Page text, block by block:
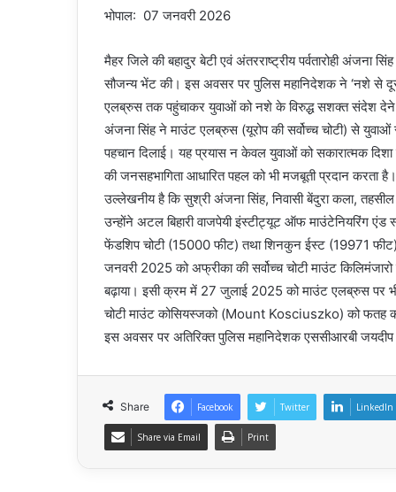
भोपाल: 07 जनवरी 2026
मैहर जिले की बहादुर बेटी एवं अंतरराष्ट्रीय पर्वतारोही
सौजन्य भेंट की। इस अवसर पर पुलिस महानिदेशक ने ‘नशे से
एलब्रुस तक पहुंचाकर युवाओं को नशे के विरुद्ध सशक्त संदेश देने
अंजना सिंह ने माउंट एलब्रुस (यूरोप की सर्वोच्च चोटी) से
पहचान दिलाई। यह प्रयास न केवल युवाओं को सकारात्मक
की जनसहभागिता आधारित पहल को भी मजबूती प्रदान करता है।
उल्लेखनीय है कि सुश्री अंजना सिंह, निवासी बेंदुरा कला,
उन्होंने अटल बिहारी वाजपेयी इंस्टीट्यूट ऑफ माउंटेनियरिंग एंड
फेंडशिप चोटी (15000 फीट) तथा शिनकुन ईस्ट (19971
जनवरी 2025 को अफ्रीका की सर्वोच्च चोटी माउंट
बढ़ाया। इसी क्रम में 27 जुलाई 2025 को माउंट एलब्रुस पर भी
चोटी माउंट कोसियस्जको (Mount Kosciuszko) को फतह
इस अवसर पर अतिरिक्‍त पुलिस महानिदेशक एससीआरबी
Share Facebook Twitter LinkedIn
Share via Email Print